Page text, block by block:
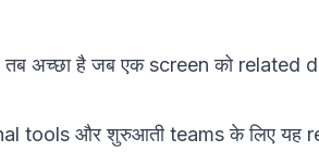
अच्छा है जब एक screen को related
tools और शुरुआती teams के लिए यह